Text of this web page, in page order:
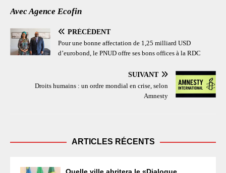
Avec Agence Ecofin
PRÉCÉDENT
Pour une bonne affectation de 1,25 milliard USD
d’eurobond, le PNUD offre ses bons offices à la RDC
SUIVANT
Droits humains : un ordre mondial en crise, selon
Amnesty
ARTICLES RÉCENTS
Quelle ville abritera le «Dialogue